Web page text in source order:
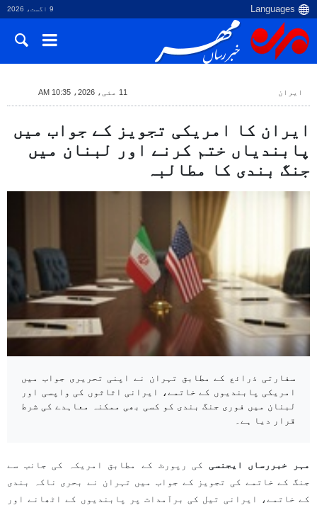
9 اگست، 2026
ایران 11 مئی، 2026، 10:35 AM
ایران کا امریکی تجویز کے جواب میں
پابندیاں ختم کرنے اور لبنان میں
جنگ بندی کا مطالبہ
سفارتی ذرائع کے مطابق تہران نے اپنی تحریری جواب میں
امریکی پابندیوں کے خاتمے، ایرانی اثاثوں کی واپسی اور
لبنان میں فوری جنگ بندی کو کسی بھی ممکنہ معاہدے کی شرط
قرار دیا ہے۔
مہر خبررساں ایجنسی کی رپورٹ کے مطابق امریکہ کی جانب سے
جنگ کے خاتمے کی تجویز کے جواب میں تہران نے بحری ناکہ بندی
کے خاتمے، ایرانی تیل کی برآمدات پر پابندیوں کے اٹھانے اور